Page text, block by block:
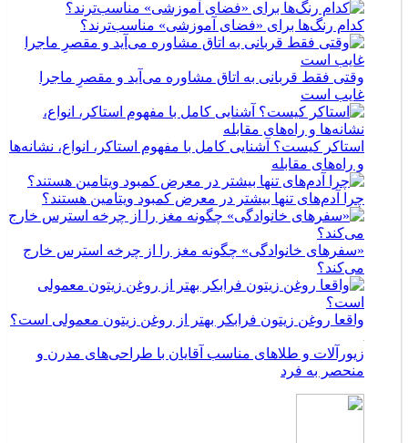
کدام رنگ‌ها برای «فضای آموزشی» مناسب‌ترند؟
وقتی فقط قربانی به اتاق مشاوره می‌آید و مقصرِ ماجرا
غایب است
استاکر کیست؟ آشنایی کامل با مفهوم استاکر، انواع، نشانه‌ها
و راه‌های مقابله
چرا آدم‌های تنها بیشتر در معرض کمبود ویتامین هستند؟
«سفرهای خانوادگی» چگونه مغز را از چرخه استرس خارج
می‌کند؟
واقعا روغن زیتون فرابکر بهتر از روغن زیتون معمولی است؟
زیورآلات و طلاهای مناسب آقایان با طراحی‌های مدرن و
منحصر به فرد